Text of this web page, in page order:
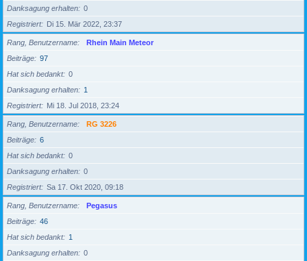
Danksagung erhalten
0
Registriert
Di 15. Mär 2022, 23:37
Rang, Benutzername
Rhein Main Meteor
Beiträge
97
Hat sich bedankt
0
Danksagung erhalten
1
Registriert
Mi 18. Jul 2018, 23:24
Rang, Benutzername
RG 3226
Beiträge
6
Hat sich bedankt
0
Danksagung erhalten
0
Registriert
Sa 17. Okt 2020, 09:18
Rang, Benutzername
Pegasus
Beiträge
46
Hat sich bedankt
1
Danksagung erhalten
0